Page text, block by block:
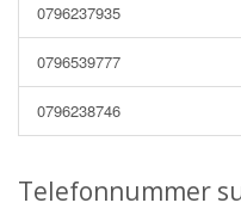
0796237935
0796539777
0796238746
Telefonnummer